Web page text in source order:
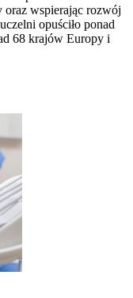
oraz wspierając rozwój
opuściło ponad
68 krajów Europy i